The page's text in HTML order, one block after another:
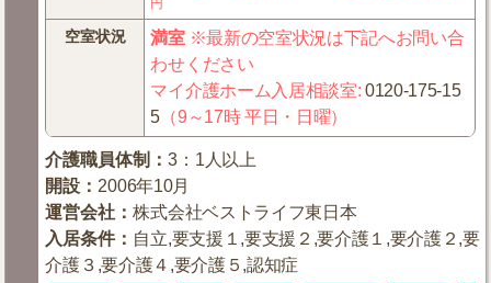
空室状況 満室※最新の空室状況は下記へお問い合
わせください
マイ介護ホーム入居相談室:0120-175-15
5 （9～17時 平日・日曜）
介護職員体制 ：3：1人以上
開設 ： 2006年10月
運営会社 ：株式会社ベストライフ東日本
入居条件： 自立,要支援１,要支援２,要介護１,要介護２,要
介護３,要介護４,要介護５,認知症